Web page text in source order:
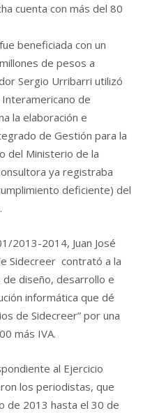
cuenta con más del 80
beneficiada con un
de pesos a
Sergio Urribarri utilizó
de
la elaboración e
de Gestión para la
del Ministerio de la
ya registraba
deficiente) del
2013-2014, Juan José
Sidecreer contrató a la
de diseño, desarrollo e
informática que dé
de Sidecreer” por una
más IVA.
al Ejercicio
los periodistas, que
de 2013 hasta el 30 de